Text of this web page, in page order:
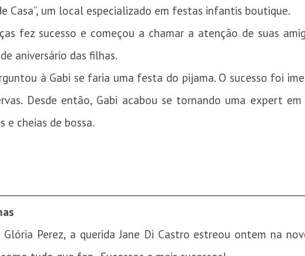
Casa”, um local especializado em festas infantis boutique.
fez sucesso e começou a chamar a atenção de suas
aniversário das filhas.
à Gabi se faria uma festa do pijama. O sucesso foi
Desde então, Gabi acabou se tornando uma expert
e cheias de bossa.
Perez, a querida Jane Di Castro estreou ontem na